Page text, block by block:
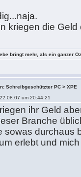
kriegen die Geld
bringt mehr, als ein ganzer
Schreibgeschützter PC > XPE
22.08.07 um 20:44:21
ihr Geld
Branche
sowas durchaus
erlebt und